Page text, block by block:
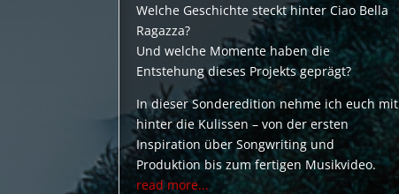
Welche Geschichte steckt hinter Ciao Bella
Ragazza?
Und welche Momente haben die
Entstehung dieses Projekts geprägt?
In dieser Sonderedition nehme ich euch mit
hinter die Kulissen – von der ersten
Inspiration über Songwriting und
Produktion bis zum fertigen Musikvideo.
read more...